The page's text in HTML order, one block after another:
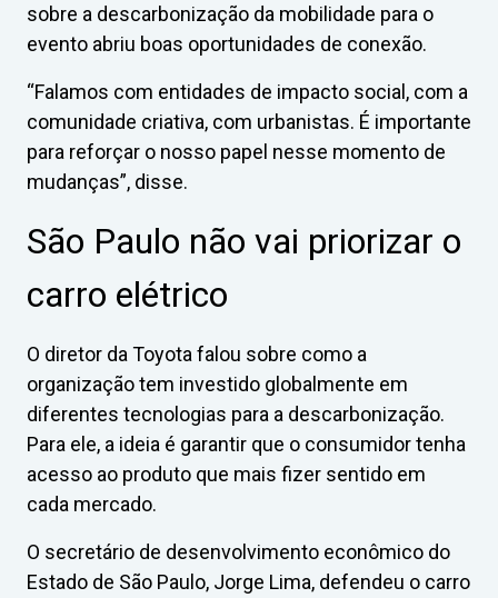
sobre a descarbonização da mobilidade para o
evento abriu boas oportunidades de conexão.
“Falamos com entidades de impacto social, com a
comunidade criativa, com urbanistas. É importante
para reforçar o nosso papel nesse momento de
mudanças”, disse.
São Paulo não vai priorizar o
carro elétrico
O diretor da Toyota falou sobre como a
organização tem investido globalmente em
diferentes tecnologias para a descarbonização.
Para ele, a ideia é garantir que o consumidor tenha
acesso ao produto que mais fizer sentido em
cada mercado.
O secretário de desenvolvimento econômico do
Estado de São Paulo, Jorge Lima, defendeu o carro